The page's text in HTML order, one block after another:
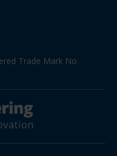
Trade Mark No.